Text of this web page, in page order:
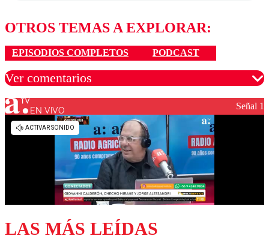
OTROS TEMAS A EXPLORAR:
EPISODIOS COMPLETOS PODCAST
Ver comentarios
Los comentarios son moderados para garantizar un
diálogo respetuoso.
EN VIVO Señal 1
LAS MÁS LEÍDAS